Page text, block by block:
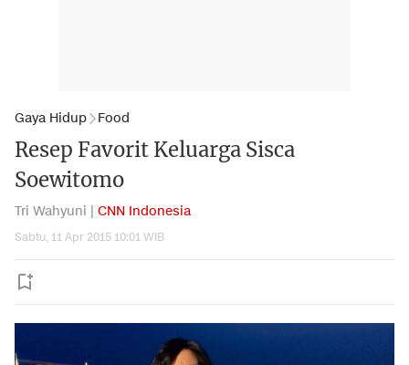
Gaya Hidup Food
Resep Favorit Keluarga Sisca
Soewitomo
Tri Wahyuni | CNN Indonesia
Sabtu, 11 Apr 2015 10:01 WIB